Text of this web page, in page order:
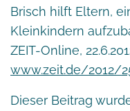
Brisch hilft Eltern,
Kleinkindern
ZEIT-Online,
www.zeit.de/2012/
Dieser Beitrag